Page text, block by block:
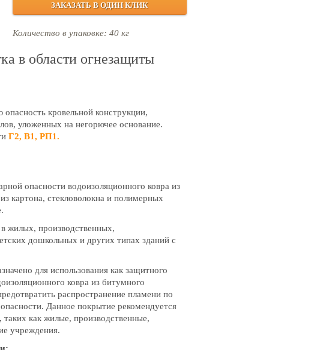
ЗАКАЗАТЬ В ОДИН КЛИК
Количество в упаковке: 40 кг
в области огнезащиты
кровельной конструкции,
уложенных на негорючее основание.
Г2, В1, РП1.
опасности водоизоляционного ковра из
картона, стекловолокна и полимерных
жилых, производственных,
дошкольных и других типах зданий с
для использования как защитного
ковра из битумного
распространение пламени по
Данное покрытие рекомендуется
таких как жилые, производственные,
учреждения.